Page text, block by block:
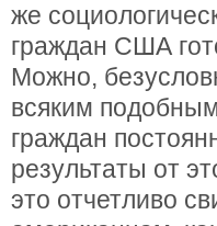
же
граждан США
Можно,
всяким
граждан
результаты от
это отчетливо